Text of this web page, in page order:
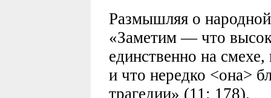
Размышляя о
«Заметим — что
единственно на
и что нередко <она>
трагедии» (11: 178).